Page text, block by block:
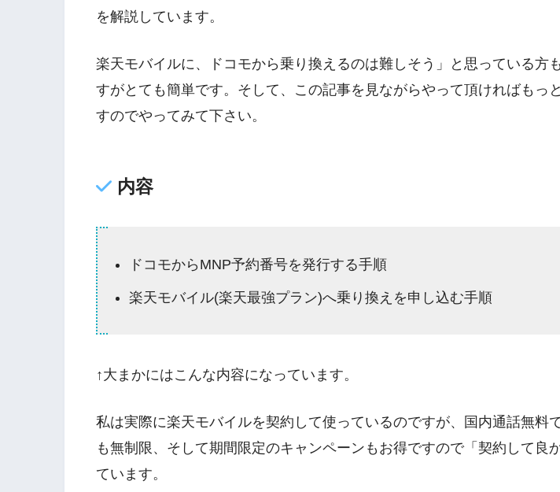
を解説しています。
楽天モバイルに、ドコモから乗り換えるのは難しそう」と思っている方
すがとても簡単です。そして、この記事を見ながらやって頂ければもっ
すのでやってみて下さい。
内容
ドコモからMNP予約番号を発行する手順
楽天モバイル(楽天最強プラン)へ乗り換えを申し込む手順
↑大まかにはこんな内容になっています。
私は実際に楽天モバイルを契約して使っているのですが、国内通話無料
も無制限、そして期間限定のキャンペーンもお得ですので「契約して良
ています。